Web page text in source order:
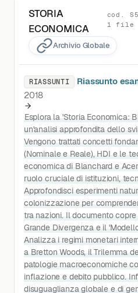
STORIA
ECONOMICA
cod.
1 file
Archivio Globale
RIASSUNTI Riassunto
2018
Esplora la 'Storia Economica:
un'analisi approfondita dello
Vengono trattati concetti
(Nominale e Reale), HDI e le
economica di Blanchard e
ruolo cruciale di istituzioni,
Approfondisci esperimenti
colonizzazione per
tra nazioni. Il documento
Grande Divergenza e il
Analizza i regimi monetari
a Bretton Woods, il Trilemma
patologie macroeconomiche
inflazione e debito pubblico.
disuguaglianza globale e di